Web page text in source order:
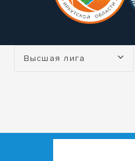
Турнир:
Высшая лига